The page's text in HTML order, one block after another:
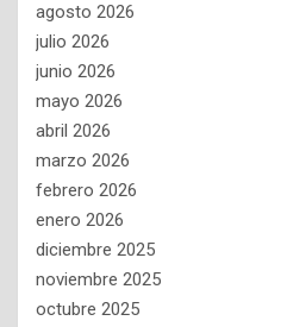
agosto 2026
julio 2026
junio 2026
mayo 2026
abril 2026
marzo 2026
febrero 2026
enero 2026
diciembre 2025
noviembre 2025
octubre 2025